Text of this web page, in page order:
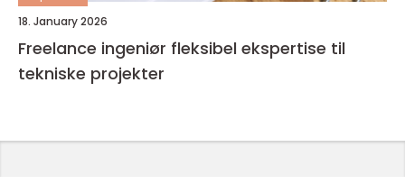
18. January 2026
Freelance ingeniør fleksibel ekspertise til
tekniske projekter